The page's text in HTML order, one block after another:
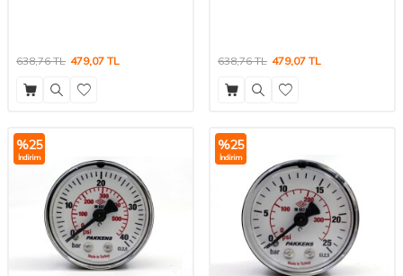
638,76TL 479,07 TL 638,76TL 479,07 TL
%25
İndirim
%25
İndirim